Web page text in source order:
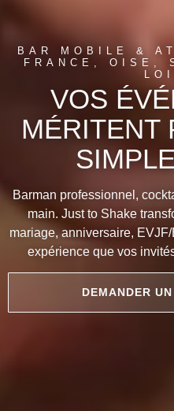
BAR MOBILE &
FRANCE, OISE,
VOS
MÉRITENT
Barman professionnel,
main. Just to Shake
mariage, anniversaire,
expérience que vos
DEMANDER